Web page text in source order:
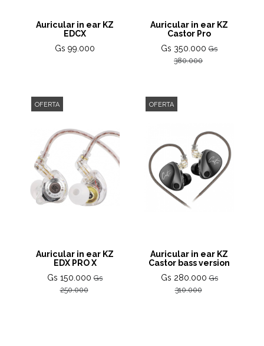
Auricular in ear KZ
EDCX
Gs 99.000
Auricular in ear KZ
Castor Pro
Gs 350.000 Gs
380.000
OFERTA
Auricular in ear KZ
EDX PRO X
Gs 150.000 Gs
250.000
OFERTA
Auricular in ear KZ
Castor bass version
Gs 280.000 Gs
310.000